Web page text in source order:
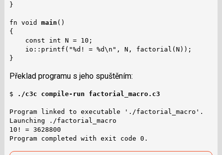
}
fn void main ()
{
    const int N = 10;
    io::printf("%d! = %d\n", N, factorial(N));
}
Překlad programu s jeho spuštěním:
$ ./c3c compile-run factorial_macro.c3
Program linked to executable './factorial_macro'.
Launching ./factorial_macro
10! = 3628800
Program completed with exit code 0.